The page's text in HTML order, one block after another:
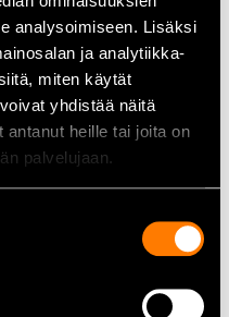
analysoimiseen. Lisäksi
ja analytiikka-
miten käytät
yhdistää näitä
antanut heille tai joita on
palvelujaan.
puristaminen ennen
ja kotipajan